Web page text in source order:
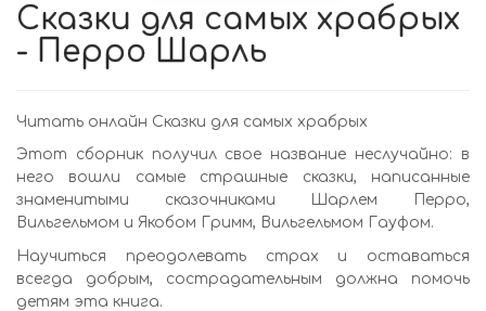
Сказки для самых храбрых
- Перро Шарль
Читать онлайн Сказки для самых храбрых
Этот сборник получил свое название неслучайно: в
него вошли самые страшные сказки, написанные
знаменитыми сказочниками Шарлем Перро,
Вильгельмом и Якобом Гримм, Вильгельмом Гауфом.
Научиться преодолевать страх и оставаться
всегда добрым, сострадательным должна помочь
детям эта книга.